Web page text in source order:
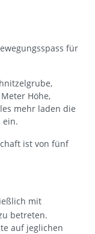
für
Höhe,
mehr laden die
ein.
ist von fünf
mit
betreten.
auf jeglichen